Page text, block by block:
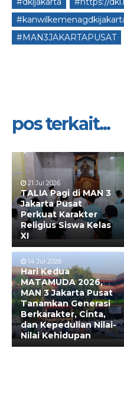
#MAN3JAKARTAPUSAT
pos terkait...
21 Jul 2026
TALIA Pagi di MAN 3
Jakarta Pusat
Perkuat Karakter
Religius Siswa Kelas
XI
14 Jul 2026
Hari Kedua
MATAMUDA 2026,
MAN 3 Jakarta Pusat
Tanamkan Generasi
Berkarakter, Cinta,
dan Kepedulian Nilai-
Nilai Kehidupan